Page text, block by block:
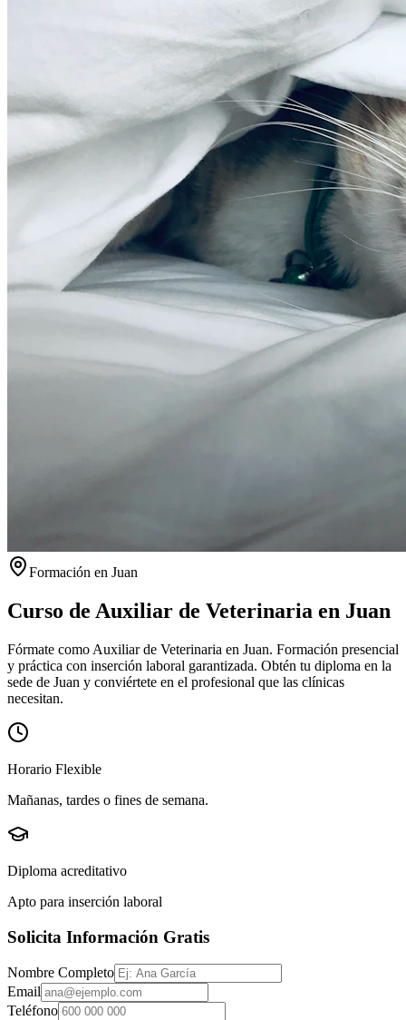
Formación en Juan
Curso de Auxiliar de Veterinaria en Juan
Fórmate como Auxiliar de Veterinaria en Juan. Formación presencial
y práctica con inserción laboral garantizada. Obtén tu diploma en la
sede de Juan y conviértete en el profesional que las clínicas
necesitan.
Horario Flexible
Mañanas, tardes o fines de semana.
Diploma acreditativo
Apto para inserción laboral
Solicita Información Gratis
Nombre Completo
Email
Teléfono